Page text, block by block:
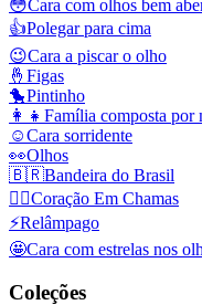
😳Cara com olhos bem
👍Polegar para cima
😉Cara a piscar o olho
🤞 Figas
🐤Pintinho
👩‍👧 Família composta por
☺️Cara sorridente
👀Olhos
🇧🇷Bandeira do Brasil
❤️‍🔥Coração Em Chamas
⚡Relâmpago
🤩Cara com estrelas nos
Coleções